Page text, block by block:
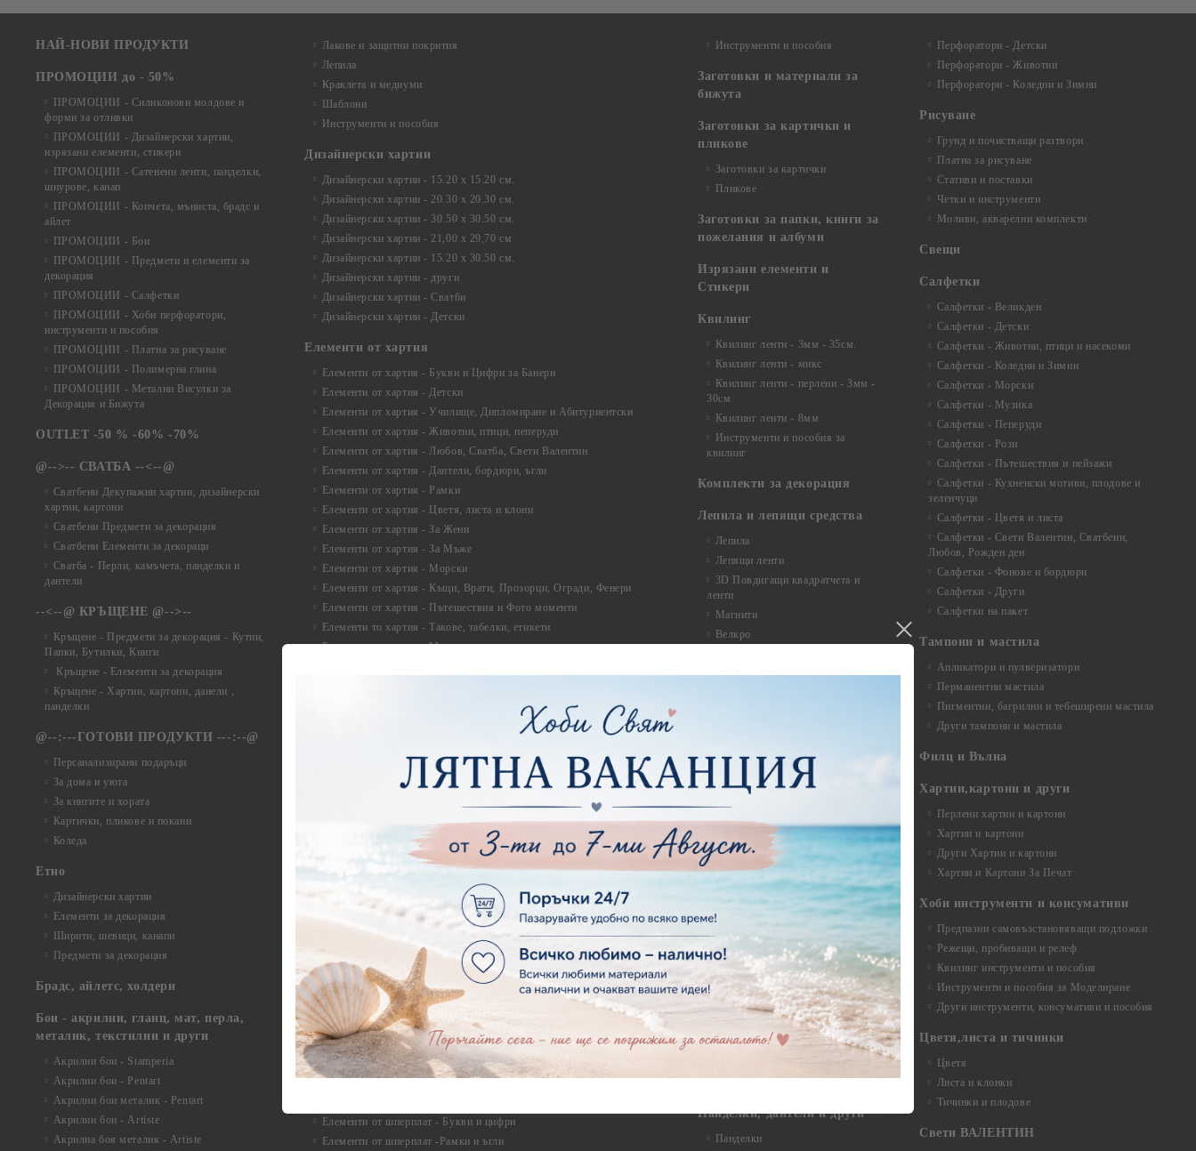
НАЙ-НОВИ ПРОДУКТИ
ПРОМОЦИИ до - 50%
ПРОМОЦИИ - Силиконови молдове и
форми за отливки
ПРОМОЦИИ - Дизайнерски хартии,
изрязани елементи, стикери
ПРОМОЦИИ - Сатенени ленти, панделки,
шнурове, канап
ПРОМОЦИИ - Копчета, мъниста, брадс и
айлет
ПРОМОЦИИ - Бои
ПРОМОЦИИ - Предмети и елементи за
декорация
ПРОМОЦИИ - Салфетки
ПРОМОЦИИ - Хоби перфоратори,
инструменти и пособия
ПРОМОЦИИ - Платна за рисуване
ПРОМОЦИИ - Полимерна глина
ПРОМОЦИИ - Метални Висулки за
Декорация и Бижута
OUTLET -50 % -60% -70%
@-->-- СВАТБА --<--@
Сватбени Декупажни хартии, дизайнерски
хартии, картони
Сватбени Предмети за декорация
Сватбени Елементи за декораци
Сватба - Перли, камъчета, панделки и
дантели
--<--@ КРЪЩЕНЕ @-->--
Кръщене - Предмети за декорация - Кутии,
Папки, Бутилки, Книги
Кръщене - Елементи за декорация
Кръщене - Хартии, картони, данели ,
панделки
@--:---ГОТОВИ ПРОДУКТИ ---:--@
Персанализирани подаръци
За дома и уюта
За книгите и хората
Картички, пликове и покани
Коледа
Етно
Дизайнерски хартии
Елементи за декорация
Ширити, шевици, канапи
Предмети за декорация
Брадс, айлетс, холдери
Бои - акрилни, гланц, мат, перла,
металик, текстилни и други
Акрилни бои - Stamperia
Акрилни бои - Pentart
Акрилни бои металик - Pentart
Акрилни бои - Artiste
Акрилна боя металик - Artiste
Лакове и защитни покрития
Лепила
Краклета и медиуми
Шаблони
Инструменти и пособия
Дизайнерски хартии
Дизайнерски хартии - 15.20 х 15.20 см.
Дизайнерски хартии - 20.30 х 20.30 см.
Дизайнерски хартии - 30.50 х 30.50 см.
Дизайнерски хартии - 21,00 х 29,70 см
Дизайнерски хартии - 15.20 x 30.50 см.
Дизайнерски хартии - други
Дизайнерски хартии - Сватби
Дизайнерски хартии - Детски
Елементи от хартия
Елементи от хартия - Букви и Цифри за Банери
Елементи от хартия - Детски
Елементи от хартия - Училище, Дипломиране и Абитуриентски
Елементи от хартия - Животни, птици, пеперуди
Елементи от хартия - Любов, Сватба, Свети Валентин
Елементи от хартия - Дантели, бордюри, ъгли
Елементи от хартия - Рамки
Елементи от хартия - Цветя, листа и клони
Елементи от хартия - За Жени
Елементи от хартия - За Мъже
Елементи от хартия - Морски
Елементи от хартия - Къщи, Врати, Прозорци, Огради, Фенери
Елементи от хартия - Пътешествия и Фото моменти
Елементи то хартия - Такове, табелки, етикети
Елементи от хартия - Многопластови елементи
Елементи от бирен картон
Елементи от бирен картон - Декоративни рамки
Елементи от бирен картон - Ъгли и орнаменти
Елементи от бирен картон - Сватба
Елементи от бирен картон - Училище, Дипломиране и Завършване
Елементи от бирен картон - Цветя и Животни
Елементи от бирен картон - Стиймпънк и Мъжки елементи
Елементи от бирен картон - Пътешестия - море, планина ,транспорт
Елементи от бирен картон - Други
Елементи от бирен картон - За миниатюри, дълбоки рамки, бебешки
съкровища и екслоадиращи кутии
Елементи от бирен картон - Коледа и Зима
Елементи от бирен картон - Тематични комплекти
Елементи от бирен картон - Шейкър заготовки от бирен картон за
3D картички, албуми, ръчно израбоени проекти
Елементи от шперплат - Букви и цифри
Елементи от шперплат -Рамки и ъгли
Инструменти и пособия
Заготовки и материали за
бижута
Заготовки за картички и
пликове
Заготовки за картички
Пликове
Заготовки за папки, книги за
пожелания и албуми
Изрязани елементи и
Стикери
Квилинг
Квилинг ленти - 3мм - 35см.
Квилинг ленти - микс
Квилинг ленти - перлени - 3мм -
30см.
Квилинг ленти - 8мм
Инструменти и пособия за
квилинг
Комплекти за декорация
Лепила и лепящи средства
Лепила
Лепящи ленти
3D Повдигащи квадратчета и
ленти
Магнити
Велкро
Фото ъгли
Макраме Основи - над 15,00 см
Макраме - Други материали
Опаковки
Мебелен обков и аксесоари
Крака за мебели
Други аксесоари, материали и
инструменти
Моливи, маркери, химикали,
пастели и восъци
Маркери, флумастери, химикали
Панделки, дантели и други
Панделки
Перфоратори - Детски
Перфоратори - Животни
Перфоратори - Коледни и Зимни
Рисуване
Грунд и почистващи разтвори
Платна за рисуване
Стативи и поставки
Четки и инструменти
Моливи, акварелни комплекти
Свещи
Салфетки
Салфетки - Великден
Салфетки - Детски
Салфетки - Животни, птици и насекоми
Салфетки - Коледни и Зимни
Салфетки - Морски
Салфетки - Музика
Салфетки - Пеперуди
Салфетки - Рози
Салфетки - Пътешествия и пейзажи
Салфетки - Кухненски мотиви, плодове и
зеленчуци
Салфетки - Цветя и листа
Салфетки - Свети Валентин, Сватбени,
Любов, Рожден ден
Салфетки - Фонове и бордюри
Салфетки - Други
Салфетки на пакет
Тампони и мастила
Апликатори и пулверизатори
Перманентни мастила
Пигментни, багрилни и тебеширени мастила
Други тампони и мастила
Филц и Вълна
Хартии,картони и други
Перлени хартии и картони
Хартии и картони
Други Хартии и картони
Хартии и Картони За Печат
Хоби инструменти и консумативи
Предпазни самовъзстановяващи подложки
Режещи, пробиващи и релеф
Квилинг инструменти и пособия
Инструменти и пособия за Моделиране
Други инструменти, консумативи и пособия
Цветя,листа и тичинки
Цветя
Листа и клонки
Тичинки и плодове
Свети ВАЛЕНТИН